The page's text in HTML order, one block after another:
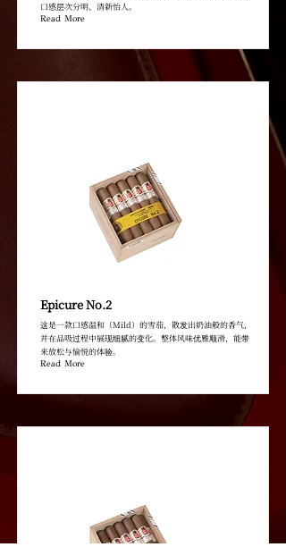
口感层次分明、清新怡人。
Read More
Epicure No.2
这是一款口感温和（Mild）的雪茄，散发出奶油般的香气，
并在品吸过程中展现细腻的变化。整体风味优雅顺滑，能带
来放松与愉悦的体验。
Read More